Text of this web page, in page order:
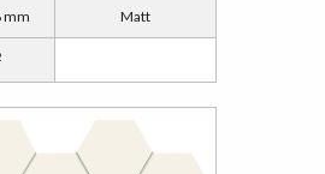
mm Matt